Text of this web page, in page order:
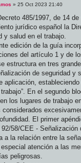
» 25 Oct 2023 21:40
485/1997, de 14
jurídico español la
y salud en el trabajo.
edición de la guía
del artículo 1 y de
estructura en tres
de seguridad y
aplicación,
trabajo”. En el segundo
los lugares de trabajo
considerados
El primer
92/58/CEE -
a la relación entre la
atención a las
peligrosas.